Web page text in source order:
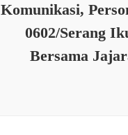
Komunikasi,
0602/Serang
Bersama